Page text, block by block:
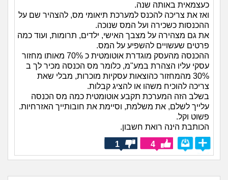
כעצמאית באותה שנה.
ואז את צריכה להכנס למערכת תיאומי מס, להצהיר שם על
ההכנסות כשכירה ועל המס שנוכה.
את גם מצהירה על מצבך האישי, ילדים, תרומות, ועוד כמה
פרטים שעשויים להשפיע על המס.
ההכנסה מהעסק מוגדרת אוטומטית כ 70% מאותו מחזור
עסקי עליו הצהרת במע"מ, כלומר מס הכנסה מכיר לך ב
30% מהמחזור כהוצאות עסקיות מוכרות, מבלי שאת
צריכה להוכיח משהו או להציג קבלות.
בשלב הזה המערכת תקבע אוטומטית כמה מס הכנסה
עלייך לשלם, את משלמת, וסיימת את חובותייך האזרחיות.
פשוט וקל.
הכותבת הינה רואת חשבון.
4
1